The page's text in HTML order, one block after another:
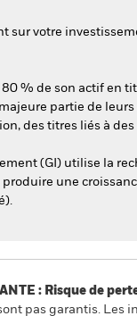
sur votre
% de son actif en
partie de
des titres liés à
(GI) utilise la
une
: Risque de
pas garantis. Les